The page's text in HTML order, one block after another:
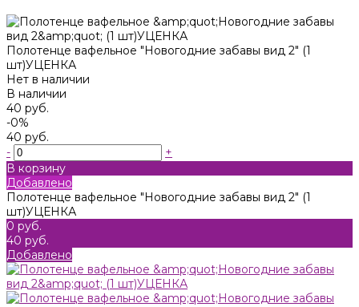
Полотенце вафельное "Новогодние забавы вид 2" (1
шт)УЦЕНКА
Нет в наличии
В наличии
40 руб.
-0%
40 руб.
-
+
В корзину
Добавлено
Полотенце вафельное "Новогодние забавы вид 2" (1
шт)УЦЕНКА
0 руб.
40 руб.
Добавлено